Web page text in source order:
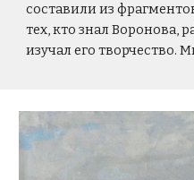
составили из
тех, кто знал Воронова,
изучал его творчество.